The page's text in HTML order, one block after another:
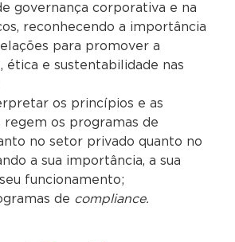
governança corporativa e na
reconhecendo a importância
para promover a
ética e sustentabilidade nas
os princípios e as
regem os programas de
no setor privado quanto no
a sua importância, a sua
funcionamento;
de compliance.